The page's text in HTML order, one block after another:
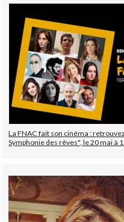
La FNAC fait son cinéma :
Symphonie des rêves", le 20 mai à